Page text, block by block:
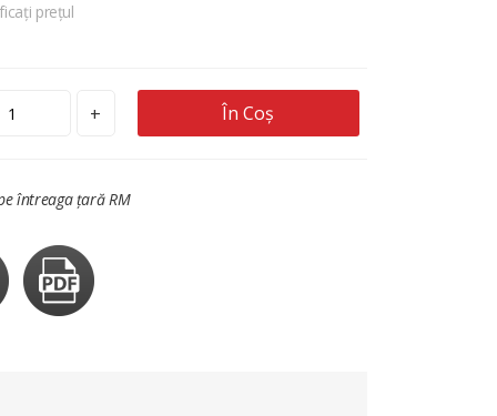
prețul
+ În Coș
întreaga țară RM